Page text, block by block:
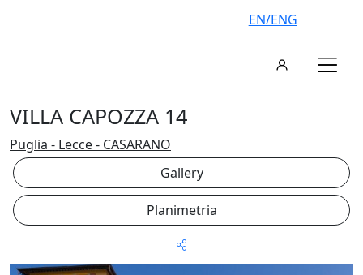
EN/ENG
VILLA CAPOZZA 14
Puglia - Lecce - CASARANO
Gallery
Planimetria